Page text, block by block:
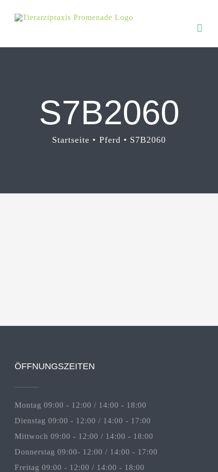
Inhalt
S7B2060
Startseite Pferd S7B2060
ÖFFNUNGSZEITEN
Montag 09:00 - 12:00 / 14:00 - 18:00
Dienstag 09:00 - 12:00 / 14:00 - 17:00
Mittwoch 09:00 - 12:00 / 14:00 - 18:00
Donnerstag 09:00- 12:00 / 14:00 - 17:00
Freitag 09:00 - 12:00 / 14:00 - 18:00